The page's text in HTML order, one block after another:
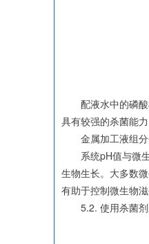
配液水中的磷酸
具有较强的杀菌能
金属加工液组分
系统pH值与微生
生物生长。大多数
有助于控制微生物
5.2. 使用杀菌剂